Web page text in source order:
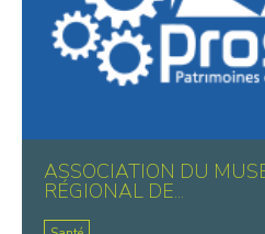
ASSOCIATION DU
RÉGIONAL DE...